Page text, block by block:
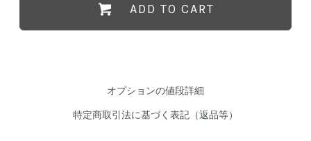
ADD TO CART
オプションの値段詳細
特定商取引法に基づく表記（返品等）